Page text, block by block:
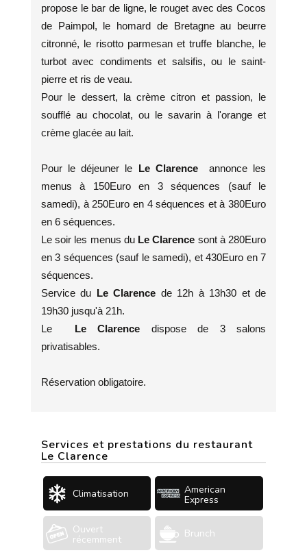
propose le bar de ligne, le rouget avec des Cocos
de Paimpol, le homard de Bretagne au beurre
citronné, le risotto parmesan et truffe blanche, le
turbot avec condiments et salsifis, ou le saint-
pierre et ris de veau.
Pour le dessert, la crème citron et passion, le
soufflé au chocolat, ou le savarin à l'orange et
crème glacée au lait.
Pour le déjeuner le Le Clarence
annonce les
menus à 150Euro en 3 séquences (sauf le
samedi), à 250Euro en 4 séquences et à 380Euro
en 6 séquences.
Le soir les menus du Le Clarence sont à 280Euro
en 3 séquences (sauf le samedi), et 430Euro en 7
séquences.
Service du Le Clarence de 12h à 13h30 et de
19h30 jusqu'à 21h.
Le Le Clarence dispose de 3 salons
privatisables.
Réservation obligatoire.
Services et prestations du restaurant
Le Clarence
Climatisation American
Express
Ouvert
récemment Brunch